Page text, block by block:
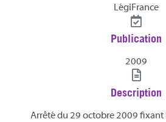
LégiFrance
Publication
2009
Description
Arrêté du 29 octobre 2009 fixant